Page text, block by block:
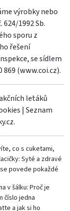
výrobky nebo
1992 Sb.
sporu z
řešení
se sídlem
869 (www.coi.cz).
letáků
| Seznam
co s cuketami,
Syté a zdravé
povede pokaždé
v šálku: Proč je
číslo jedna
a jak si ho